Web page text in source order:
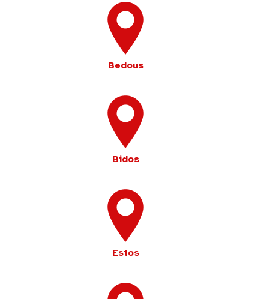
Bedous
Bidos
Estos